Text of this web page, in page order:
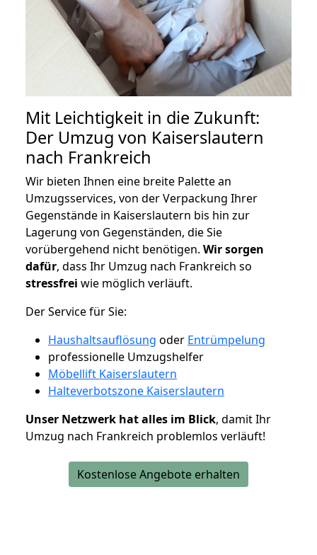
Mit Leichtigkeit in die Zukunft:
Der Umzug von Kaiserslautern
nach Frankreich
Wir bieten Ihnen eine breite Palette an
Umzugsservices, von der Verpackung Ihrer
Gegenstände in Kaiserslautern bis hin zur
Lagerung von Gegenständen, die Sie
vorübergehend nicht benötigen. Wir sorgen
dafür, dass Ihr Umzug nach Frankreich so
stressfrei wie möglich verläuft.
Der Service für Sie:
Haushaltsauflösung oder Entrümpelung
professionelle Umzugshelfer
Möbellift Kaiserslautern
Halteverbotszone Kaiserslautern
Unser Netzwerk hat alles im Blick, damit Ihr
Umzug nach Frankreich problemlos verläuft!
Kostenlose Angebote erhalten